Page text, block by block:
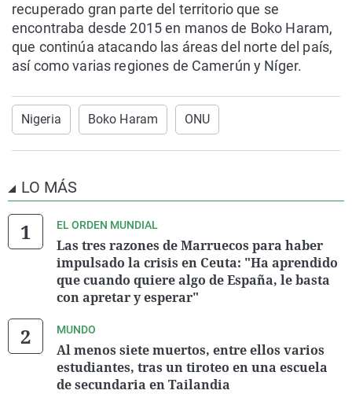
recuperado gran parte del territorio que se
encontraba desde 2015 en manos de Boko Haram,
que continúa atacando las áreas del norte del país,
así como varias regiones de Camerún y Níger.
Nigeria Boko Haram ONU
LO MÁS
EL ORDEN MUNDIAL
Las tres razones de Marruecos para haber
impulsado la crisis en Ceuta: "Ha aprendido
que cuando quiere algo de España, le basta
con apretar y esperar"
MUNDO
Al menos siete muertos, entre ellos varios
estudiantes, tras un tiroteo en una escuela
de secundaria en Tailandia